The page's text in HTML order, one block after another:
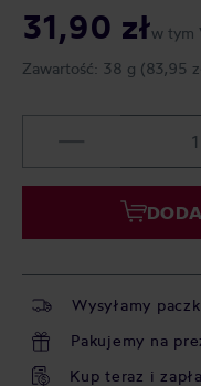
31,90 złw tym
Zawartość: 38 g (83,95
Wysyłamy
Pakujemy na
Kup teraz i